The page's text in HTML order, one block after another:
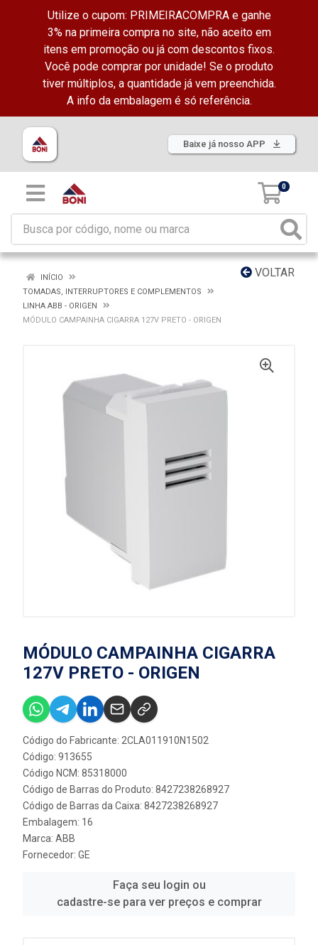
Utilize o cupom: PRIMEIRACOMPRA e ganhe
3% na primeira compra no site, não aceito em
itens em promoção ou já com descontos fixos.
Você pode comprar por unidade! Se o produto
tiver múltiplos, a quantidade já vem preenchida.
A info da embalagem é só referência.
Baixe já nosso APP
0
VOLTAR
INÍCIO
TOMADAS, INTERRUPTORES E COMPLEMENTOS
LINHA ABB - ORIGEN
MÓDULO CAMPAINHA CIGARRA 127V PRETO - ORIGEN
MÓDULO CAMPAINHA CIGARRA
127V PRETO - ORIGEN
Código do Fabricante: 2CLA011910N1502
Código: 913655
Código NCM: 85318000
Código de Barras do Produto: 8427238268927
Código de Barras da Caixa: 8427238268927
Embalagem: 16
Marca: ABB
Fornecedor: GE
Faça seu login ou
cadastre-se para ver preços e comprar